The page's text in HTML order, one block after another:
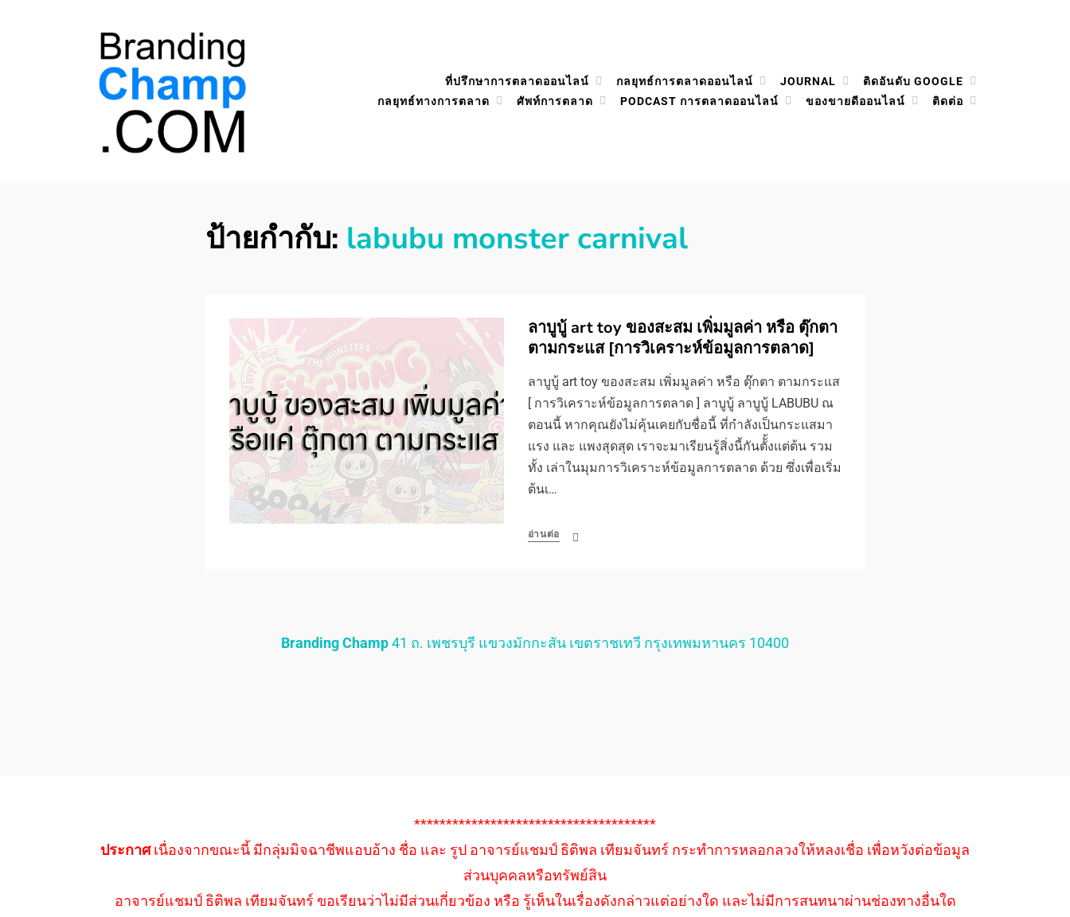
ที่ปรึกษาการตลาดออนไลน์ กลยุทธ์การตลาดออนไลน์ JOURNAL
ติดอันดับ GOOGLE
กลยุทธ์ทางการตลาด
ศัพท์การตลาด PODCAST การตลาดออนไลน์ ของขายดีออนไลน์ ติดต่อ
ป้ายกำกับ: labubu monster carnival
ลาบูบู้ art toy ของสะสม เพิ่มมูลค่า หรือ ตุ๊กตา
ตามกระแส [การวิเคราะห์ข้อมูลการตลาด]
ลาบูบู้ art toy ของสะสม เพิ่มมูลค่า หรือ ตุ๊กตา ตามกระแส
[ การวิเคราะห์ข้อมูลการตลาด ] ลาบูบู้ ลาบูบู้ LABUBU ณ
ตอนนี้ หากคุณยังไม่คุ้นเคยกับชื่อนี้ ที่กำลังเป็นกระแสมา
แรง และ แพงสุดสุด เราจะมาเรียนรู้สิ่งนี้กันตัั้งแต่ต้น รวม
ทั้ง เล่าในมุมการวิเคราะห์ข้อมูลการตลาด ด้วย ซึ่งเพื่อเริ่ม
ต้นเ…
อ่านต่อ
Branding Champ41 ถ. เพชรบุรี แขวงมักกะสัน เขตราชเทวี กรุงเทพมหานคร 10400
**************************************
ประกาศเนื่องจากขณะนี้ มีกลุ่มมิจฉาชีพแอบอ้าง ชื่อ และ รูป อาจารย์แชมป์ ธิติพล เทียมจันทร์ กระทำการหลอกลวงให้หลงเชื่อ เพื่อหวังต่อข้อมูล
ส่วนบุคคลหรือทรัพย์สิน
อาจารย์แชมป์ ธิติพล เทียมจันทร์ ขอเรียนว่าไม่มีส่วนเกี่ยวข้อง หรือ รู้เห็นในเรื่องดังกล่าวแต่อย่างใด และไม่มีการสนทนาผ่านช่องทางอื่นใด